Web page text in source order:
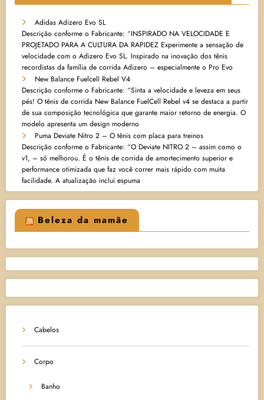
Adidas Adizero Evo SL
Descrição conforme o Fabricante: “INSPIRADO NA VELOCIDADE E
PROJETADO PARA A CULTURA DA RAPIDEZ Experimente a sensação de
velocidade com o Adizero Evo SL. Inspirado na inovação dos tênis
recordistas da família de corrida Adizero – especialmente o Pro Evo
New Balance Fuelcell Rebel V4
Descrição conforme o Fabricante: “Sinta a velocidade e leveza em seus
pés! O tênis de corrida New Balance FuelCell Rebel v4 se destaca a partir
de sua composição tecnológica que garante maior retorno de energia. O
modelo apresenta um design moderno
Puma Deviate Nitro 2 – O tênis com placa para treinos
Descrição conforme o Fabricante: “O Deviate NITRO 2 – assim como o
v1, – só melhorou. É o tênis de corrida de amortecimento superior e
performance otimizada que faz você correr mais rápido com muita
facilidade. A atualização inclui espuma
Beleza da mamãe
Cabelos
Corpo
Banho